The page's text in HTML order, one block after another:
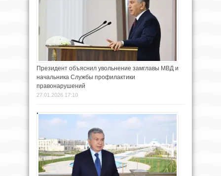
Президент объяснил увольнение замглавы МВД и
начальника Службы профилактики
правонарушений
27.01.2026 17:10